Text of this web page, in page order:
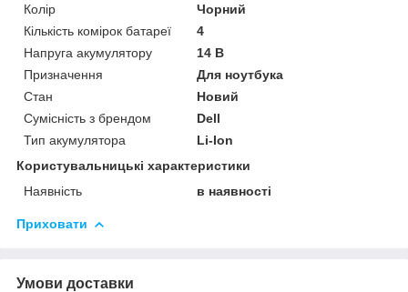
Колір
Чорний
Кількість комірок батареї
4
Напруга акумулятору
14 В
Призначення
Для ноутбука
Стан
Новий
Сумісність з брендом
Dell
Тип акумулятора
Li-Ion
Користувальницькі характеристики
Наявність
в наявності
Приховати
Умови доставки